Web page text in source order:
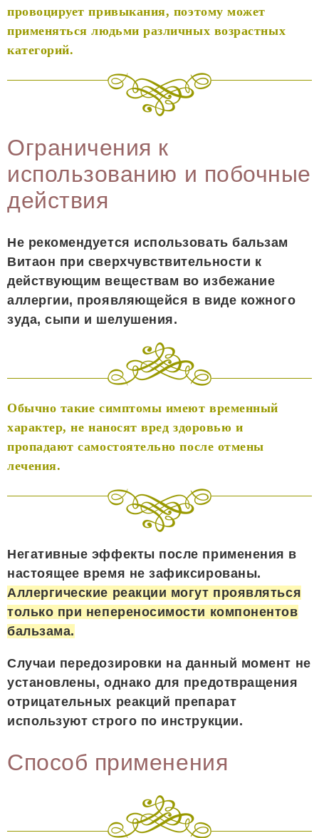
провоцирует привыкания, поэтому может
применяться людьми различных возрастных
категорий.
Ограничения к
использованию и побочные
действия
Не рекомендуется использовать бальзам
Витаон при сверхчувствительности к
действующим веществам во избежание
аллергии, проявляющейся в виде кожного
зуда, сыпи и шелушения.
Обычно такие симптомы имеют временный
характер, не наносят вред здоровью и
пропадают самостоятельно после отмены
лечения.
Негативные эффекты после применения в
настоящее время не зафиксированы.
Аллергические реакции могут проявляться
только при непереносимости компонентов
бальзама.
Случаи передозировки на данный момент не
установлены, однако для предотвращения
отрицательных реакций препарат
используют строго по инструкции.
Способ применения